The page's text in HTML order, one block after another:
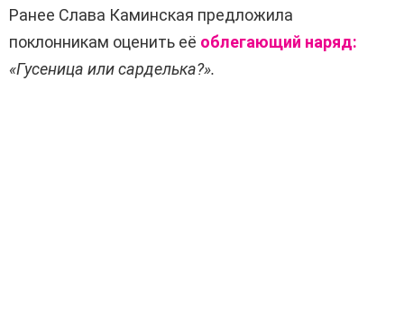
Ранее Слава Каминская предложила
поклонникам оценить её облегающий наряд:
«Гусеница или сарделька?».